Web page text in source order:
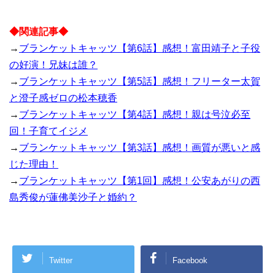
◆関連記事◆
→ ブランケットキャッツ【第6話】感想！富田靖子と子役
の好演！兄妹は誰？
→ ブランケットキャッツ【第5話】感想！フリーター太賀
と澄子感ゼロの松本穂香
→ ブランケットキャッツ【第4話】感想！親は号泣必至
回！子育てイジメ
→ ブランケットキャッツ【第3話】感想！画質が悪いと感
じた理由！
→ ブランケットキャッツ【第1回】感想！公安あがりの西
島秀俊が蓮佛美沙子と婚約？
Twitter Facebook